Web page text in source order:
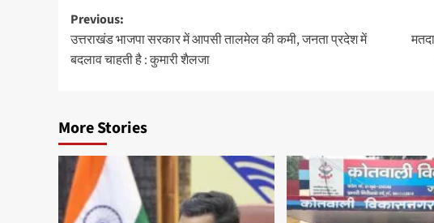
Post
navigation
Previous:
उत्तराखंड भाजपा सरकार में आपसी तालमेल की कमी, जनता प्रदेश में
बदलाव चाहती है : कुमारी शैलजा
More Stories